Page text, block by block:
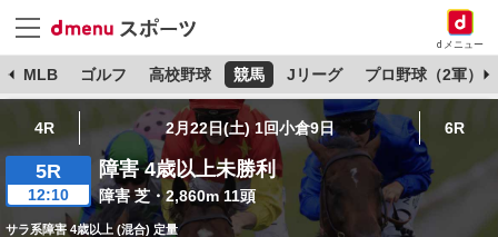
dメニュー
MLB ゴルフ 高校野球 競馬 Jリーグ プロ野球（2軍）
4R 2月22日(土) 1回小倉9日 6R
5R
12:10
障害 4歳以上未勝利
障害 芝・2,860m 11頭
サラ系障害 4歳以上 (混合) 定量